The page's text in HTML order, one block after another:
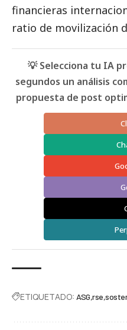
financieras
ratio de movilización
💡 Selecciona tu IA
segundos un análisis
propuesta de post
ETIQUETADO: ASG rse